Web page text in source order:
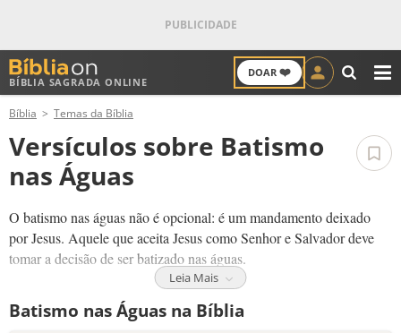
BÍBLIA SAGRADA ONLINE
DOAR ❤️
ANTIGO TESTAMENTO
NOVO TESTAMENTO
VERSÍCULO DO DIA
PALAVRA DO DIA
Bíblia Temas da Bíblia
Versículos sobre Batismo
nas Águas
O batismo nas águas não é opcional: é um mandamento deixado
por Jesus. Aquele que aceita Jesus como Senhor e Salvador deve
tomar a decisão de ser batizado nas águas.
Mas o que significa o batismo nas águas?
Leia Mais
Batismo nas Águas na Bíblia